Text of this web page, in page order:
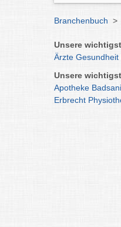
Branchenbuch >
Unsere
Ärzte Gesundheit
Unsere
Apotheke
Erbrecht